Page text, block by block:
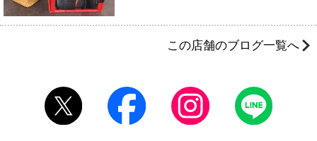
この店舗のブログ一覧へ